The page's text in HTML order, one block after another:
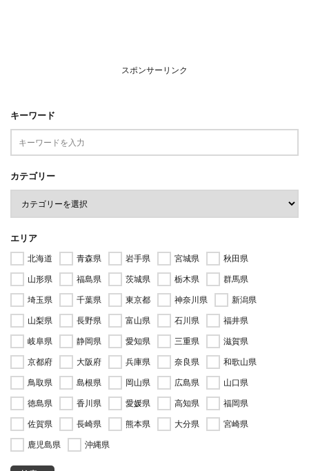
スポンサーリンク
キーワード
カテゴリー
エリア
北海道 青森県 岩手県 宮城県
秋田県
山形県
福島県 茨城県 栃木県
群馬県
埼玉県
千葉県 東京都 神奈川県
新潟県
山梨県
長野県 富山県 石川県
福井県
岐阜県
静岡県 愛知県 三重県
滋賀県
京都府
大阪府 兵庫県 奈良県
和歌山県
鳥取県
島根県 岡山県 広島県
山口県
徳島県
香川県 愛媛県 高知県
福岡県
佐賀県
長崎県 熊本県 大分県
宮崎県
鹿児島県
沖縄県